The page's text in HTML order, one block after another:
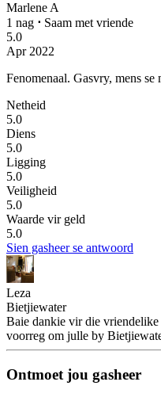
Marlene A
1 nag ⋅ Saam met vriende
5.0
Apr 2022
Fenomenaal. Gasvry, mens se
Netheid
5.0
Diens
5.0
Ligging
5.0
Veiligheid
5.0
Waarde vir geld
5.0
Sien gasheer se antwoord
Leza
Bietjiewater
Baie dankie vir die
voorreg om julle by
Ontmoet jou gasheer